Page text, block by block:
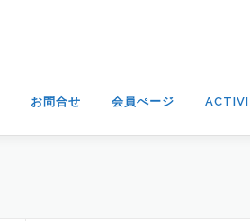
お問合せ 会員ぺージ